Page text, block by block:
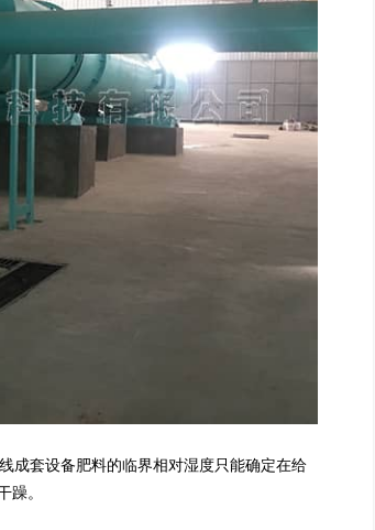
成套设备肥料的临界相对湿度只能确定在给
躁。